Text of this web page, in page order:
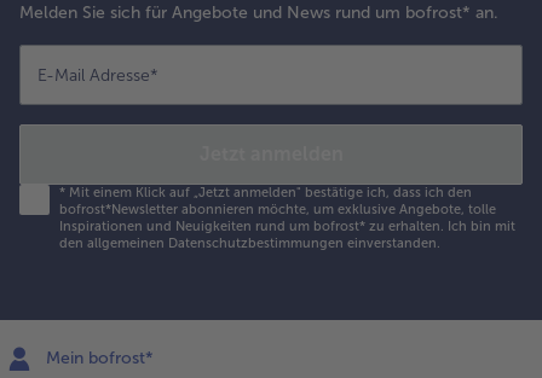
Melden Sie sich für Angebote und News rund um bofrost* an.
E-Mail Adresse*
* Mit einem Klick auf „Jetzt anmelden" bestätige ich, dass ich den
bofrost*Newsletter abonnieren möchte, um exklusive Angebote, tolle
Inspirationen und Neuigkeiten rund um bofrost* zu erhalten. Ich bin mit
den allgemeinen Datenschutzbestimmungen einverstanden.
Mein bofrost*